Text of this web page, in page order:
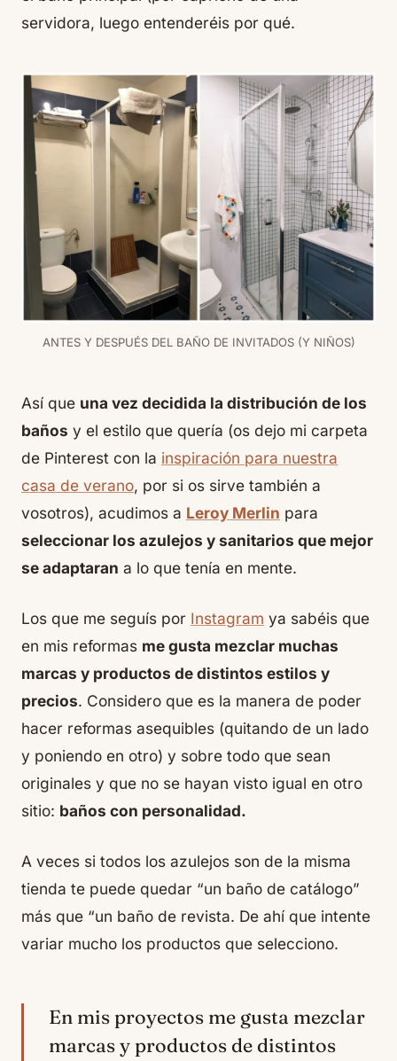
servidora, luego entenderéis por qué.
ANTES Y DESPUÉS DEL BAÑO DE INVITADOS (Y NIÑOS)
Así que una vez decidida la distribución de los
baños y el estilo que quería (os dejo mi carpeta
de Pinterest con la inspiración para nuestra
casa de verano, por si os sirve también a
vosotros), acudimos a Leroy Merlin para
seleccionar los azulejos y sanitarios que mejor
se adaptaran a lo que tenía en mente.
Los que me seguís por Instagram ya sabéis que
en mis reformas me gusta mezclar muchas
marcas y productos de distintos estilos y
precios. Considero que es la manera de poder
hacer reformas asequibles (quitando de un lado
y poniendo en otro) y sobre todo que sean
originales y que no se hayan visto igual en otro
sitio: baños con personalidad.
A veces si todos los azulejos son de la misma
tienda te puede quedar “un baño de catálogo”
más que “un baño de revista. De ahí que intente
variar mucho los productos que selecciono.
En mis proyectos me gusta mezclar
marcas y productos de distintos